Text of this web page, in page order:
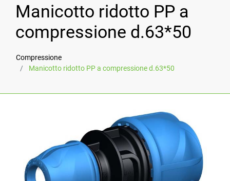
Manicotto ridotto PP a
compressione d.63*50
Compressione
Manicotto ridotto PP a compressione d.63*50